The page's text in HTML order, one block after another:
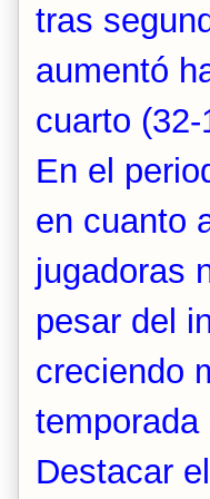
tras
aumentó
cuarto (32-
En el
en cuanto
jugadoras
pesar del
creciendo
temporada
Destacar